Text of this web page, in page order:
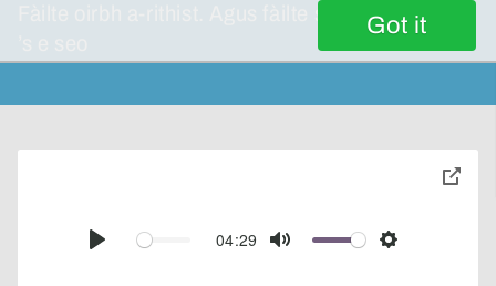
Got it
Fàilte oirbh a-rithist. Agus fàilte shònraichte, oir
Play
04:29
Mute Settings
toggle